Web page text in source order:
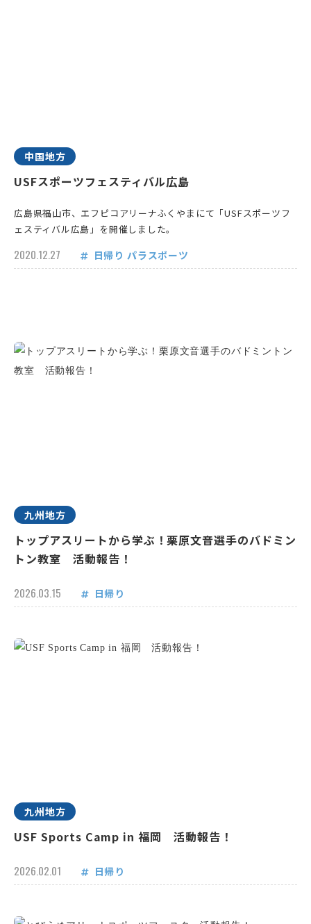
中国地方
USFスポーツフェスティバル広島
広島県福山市、エフピコアリーナふくやまにて「USFスポーツフ
ェスティバル広島」を開催しました。
2020.12.27 日帰り パラスポーツ
九州地方
トップアスリートから学ぶ！栗原文音選手のバドミン
トン教室 活動報告！
2026.03.15 日帰り
九州地方
USF Sports Camp in 福岡 活動報告！
2026.02.01 日帰り